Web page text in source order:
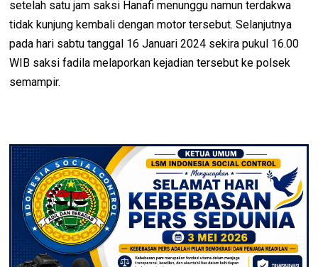
setelah satu jam saksi Hanafi menunggu namun terdakwa
tidak kunjung kembali dengan motor tersebut. Selanjutnya
pada hari sabtu tanggal 16 Januari 2024 sekira pukul 16.00
WIB saksi fadila melaporkan kejadian tersebut ke polsek
semampir.